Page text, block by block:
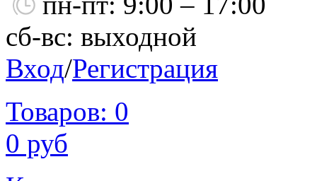
сб-вс: выходной
Вход/Регистрация
Товаров: 0
0 руб